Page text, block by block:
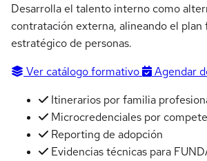
Desarrolla el talento interno como
contratación externa, alineando el
estratégico de personas.
Ver catálogo formativo
Agendar
Itinerarios por familia
Microcredenciales por
Reporting de adopción
Evidencias técnicas para